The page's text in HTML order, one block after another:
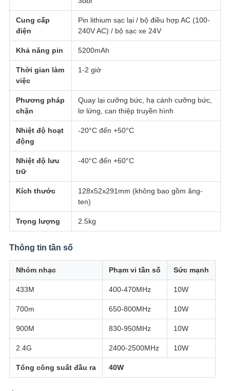
Cung cấp
điện
Pin lithium sạc lại / bộ điều hợp AC (100-
240V AC) / bộ sạc xe 24V
Khả năng pin 5200mAh
Thời gian làm
việc
1-2 giờ
Phương pháp
chặn
Quay lại cưỡng bức, hạ cánh cưỡng bức,
lơ lửng, can thiệp truyền hình
Nhiệt độ hoạt
động
-20°C đến +50°C
Nhiệt độ lưu
trữ
-40°C đến +60°C
Kích thước
128x52x291mm (không bao gồm ăng-
ten)
Trọng lượng 2.5kg
Thông tin tần số
Nhóm nhạc Phạm vi tần số Sức mạnh
433M 400-470MHz 10W
700m 650-800MHz 10W
900M 830-950MHz 10W
2.4G 2400-2500MHz 10W
Tổng công suất đầu ra 40W